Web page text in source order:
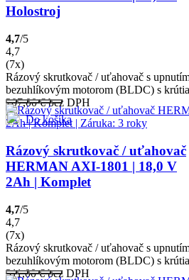
Holostroj
4,7/5
4,7
(7x)
Rázový skrutkovač / uťahovač s
bezuhlíkovým motorom (BLDC) s
207,00€bez DPH
Do košíka
Rázový skrutkovač / uťahovač
HERMAN AXI-1801 | 18,0 V
2Ah | Komplet
4,7/5
4,7
(7x)
Rázový skrutkovač / uťahovač s
bezuhlíkovým motorom (BLDC) s
311,00€bez DPH